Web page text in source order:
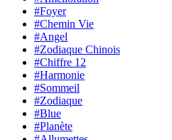
#Foyer
#Chemin Vie
#Angel
#Zodiaque Chinois
#Chiffre 12
#Harmonie
#Sommeil
#Zodiaque
#Blue
#Planète